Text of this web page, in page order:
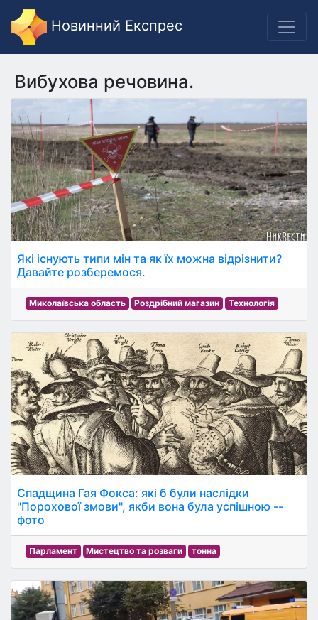
Новинний Експрес
Вибухова речовина.
Які існують типи мін та як їх можна відрізнити?
Давайте розберемося.
Миколаївська область Роздрібний магазин Технологія
Спадщина Гая Фокса: які б були наслідки
"Порохової змови", якби вона була успішною --
фото
Парламент Мистецтво та розваги тонна